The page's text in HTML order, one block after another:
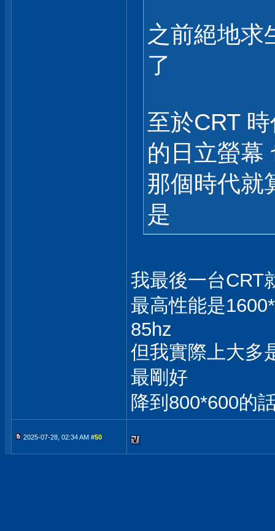
之前絕地求
了
至於CRT
的日立螢幕
那個時代就
是
我最後一台CRT
最高性能是
85hz
但我實際上大多
最剛好
降到800*600的
2025-07-28, 02:34 AM #50